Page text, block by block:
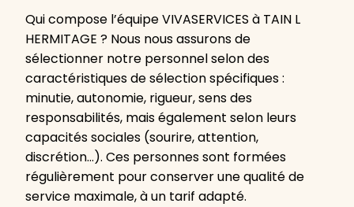
Qui compose l’équipe VIVASERVICES à TAIN L
HERMITAGE ? Nous nous assurons de
sélectionner notre personnel selon des
caractéristiques de sélection spécifiques :
minutie, autonomie, rigueur, sens des
responsabilités, mais également selon leurs
capacités sociales (sourire, attention,
discrétion…). Ces personnes sont formées
régulièrement pour conserver une qualité de
service maximale, à un tarif adapté.